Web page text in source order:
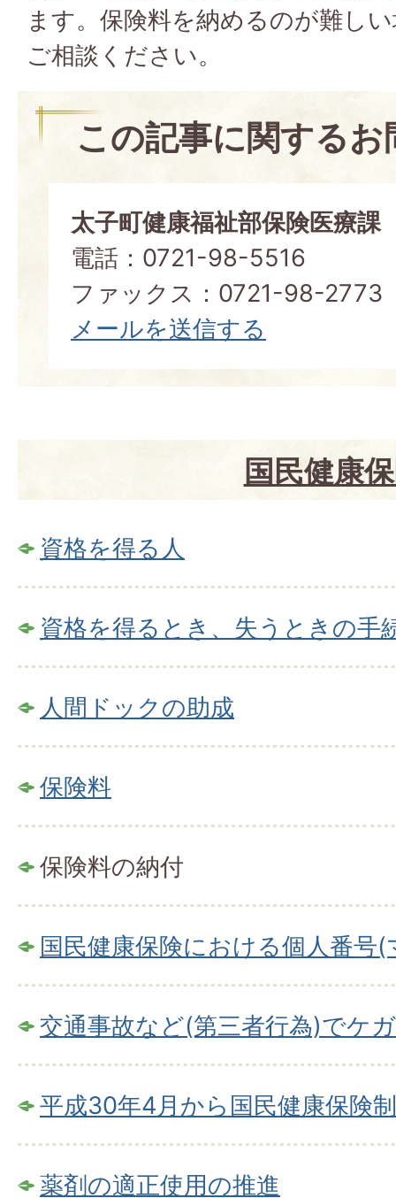
ます。保険料を納めるのが難し
ご相談ください。
この記事に関する
太子町健康福祉部保険医療課
電話：0721-98-5516
ファックス：0721-98-2773
メールを送信する
国民健康
資格を得る人
資格を得るとき、失うときの手
人間ドックの助成
保険料
保険料の納付
国民健康保険における個人番号
交通事故など(第三者行為)でケ
平成30年4月から国民健康保険
薬剤の適正使用の推進